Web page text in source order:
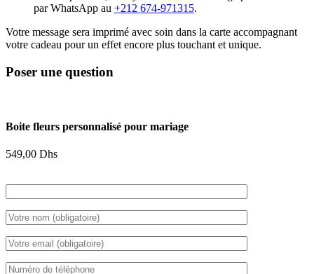
par WhatsApp au +212 674-971315.
Votre message sera imprimé avec soin dans la carte accompagnant
votre cadeau pour un effet encore plus touchant et unique.
Poser une question
Boite fleurs personnalisé pour mariage
549,00 Dhs